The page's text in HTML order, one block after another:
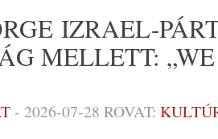
IZRAEL-
MELLETT:
- 2026-07-28 ROVAT: